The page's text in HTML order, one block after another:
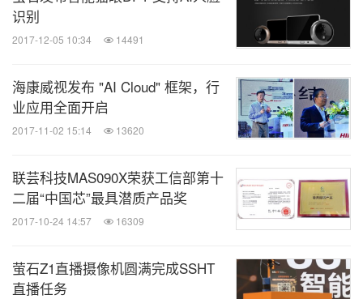
识别
2017-12-05 10:34 14491
海康威视发布 "AI Cloud" 框架，行
业应用全面开启
2017-11-02 15:14 13620
联芸科技MAS090X荣获工信部第十
二届“中国芯”最具潜质产品奖
2017-10-24 14:57 16309
萤石Z1直播摄像机圆满完成SSHT
直播任务